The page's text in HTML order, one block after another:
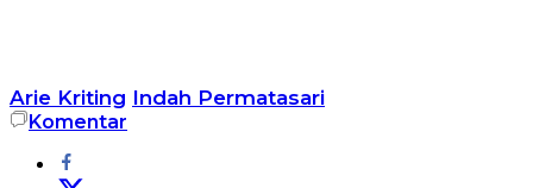
Arie Kriting Indah Permatasari
Komentar